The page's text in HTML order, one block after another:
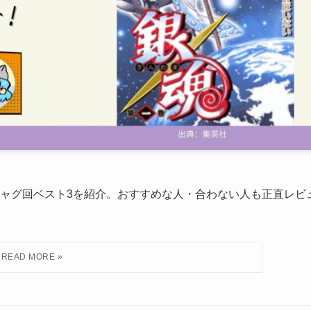
グ回ベスト3を紹介。おすすめな人・合わない人も正直レビ